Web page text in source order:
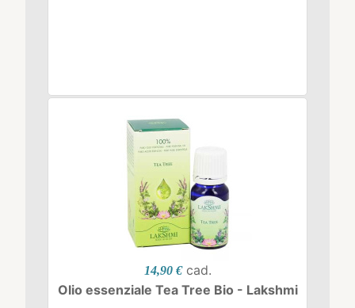
14,90 € cad.
Olio essenziale Tea Tree Bio - Lakshmi